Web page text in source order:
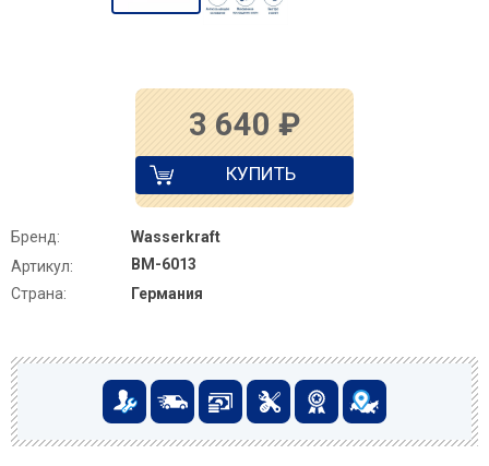
3 640 ₽
КУПИТЬ
Бренд:
Wasserkraft
Артикул:
BM-6013
Страна:
Германия